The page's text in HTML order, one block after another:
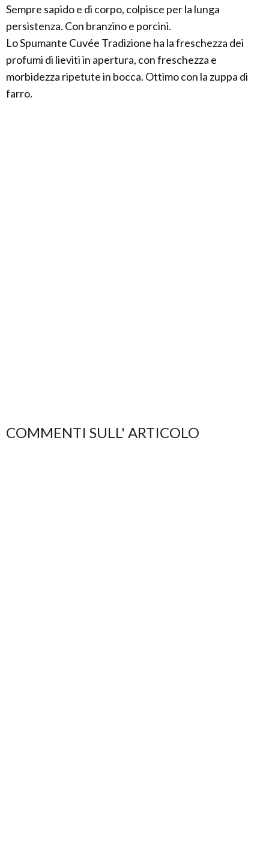
Sempre sapido e di corpo, colpisce per la lunga
persistenza. Con branzino e porcini.
Lo Spumante Cuvée Tradizione ha la freschezza dei
profumi di lieviti in apertura, con freschezza e
morbidezza ripetute in bocca. Ottimo con la zuppa di
farro.
COMMENTI SULL' ARTICOLO